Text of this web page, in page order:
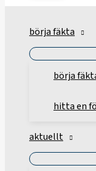
börja fäkta
börja
hitta en
aktuellt